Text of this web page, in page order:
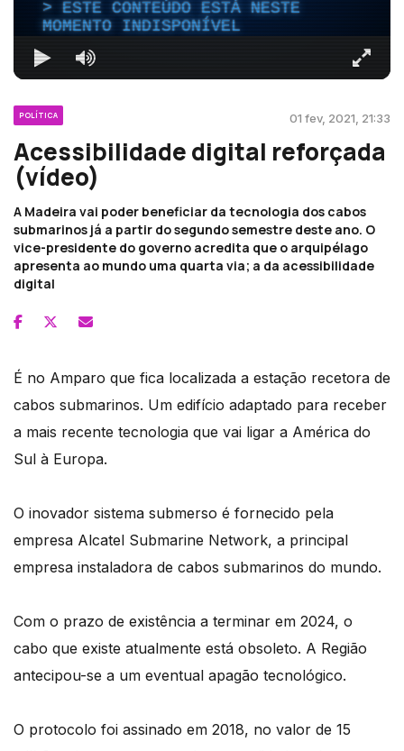
ESTE CONTEÚDO ESTÁ NESTE
MOMENTO INDISPONÍVEL
POLÍTICA 01 fev, 2021, 21:33
Acessibilidade digital reforçada
(vídeo)
A Madeira vai poder beneficiar da tecnologia dos cabos
submarinos já a partir do segundo semestre deste ano. O
vice-presidente do governo acredita que o arquipélago
apresenta ao mundo uma quarta via; a da acessibilidade
digital
É no Amparo que fica localizada a estação recetora de
cabos submarinos. Um edifício adaptado para receber
a mais recente tecnologia que vai ligar a América do
Sul à Europa.
O inovador sistema submerso é fornecido pela
empresa Alcatel Submarine Network, a principal
empresa instaladora de cabos submarinos do mundo.
Com o prazo de existência a terminar em 2024, o
cabo que existe atualmente está obsoleto. A Região
antecipou-se a um eventual apagão tecnológico.
O protocolo foi assinado em 2018, no valor de 15